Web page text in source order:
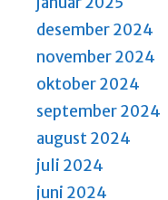
desember 2024
november 2024
oktober 2024
september 2024
august 2024
juli 2024
juni 2024